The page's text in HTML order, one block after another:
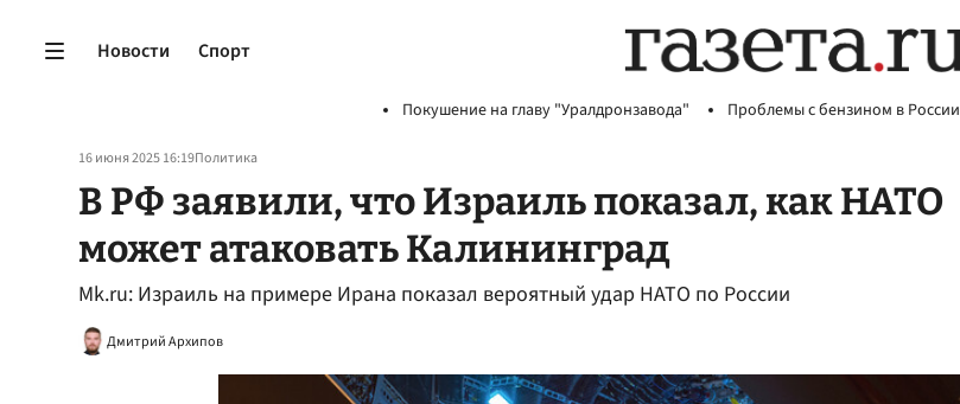
Новости Спорт
Покушение на главу "Уралдронзавода" Проблемы с бензином в России
16 июня 2025 16:19Политика
В РФ заявили, что Израиль показал, как НАТО
может атаковать Калининград
Mk.ru: Израиль на примере Ирана показал вероятный удар НАТО по России
Дмитрий Архипов